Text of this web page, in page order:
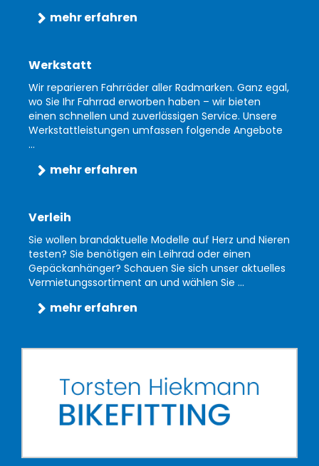
mehr erfahren
Werkstatt
Wir reparieren Fahrräder aller Radmarken. Ganz egal,
wo Sie Ihr Fahrrad erworben haben – wir bieten
einen schnellen und zuverlässigen Service. Unsere
Werkstattleistungen umfassen folgende Angebote
...
mehr erfahren
Verleih
Sie wollen brandaktuelle Modelle auf Herz und Nieren
testen? Sie benötigen ein Leihrad oder einen
Gepäckanhänger? Schauen Sie sich unser aktuelles
Vermietungssortiment an und wählen Sie ...
mehr erfahren